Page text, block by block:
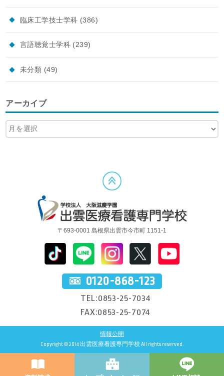
臨床工学技士学科 (386)
言語聴覚士学科 (239)
未分類 (49)
アーカイブ
〒693-0001 島根県出雲市今市町 1151-1
0120-868-123
TEL:0853-25-7034
FAX:0853-25-7074
情報公開
Copyright © 2014 出雲医療看護専門学校 All rights reserved.